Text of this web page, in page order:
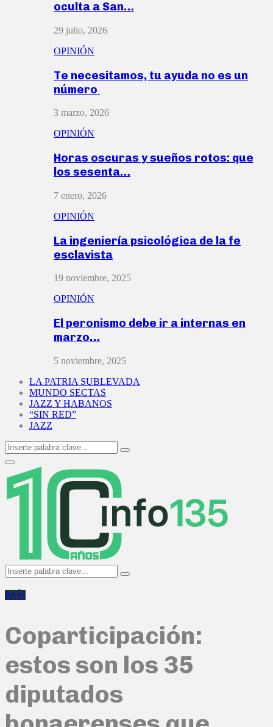
oculta a San…
29 julio, 2026
OPINIÓN
Te necesitamos, tu ayuda no es un
número
3 marzo, 2026
OPINIÓN
Horas oscuras y sueños rotos: que
los sesenta…
7 enero, 2026
OPINIÓN
La ingeniería psicológica de la fe
esclavista
19 noviembre, 2025
OPINIÓN
El peronismo debe ir a internas en
marzo…
5 noviembre, 2025
LA PATRIA SUBLEVADA
MUNDO SECTAS
JAZZ Y HABANOS
“SIN RED”
JAZZ
Search
for:
Search
Primary
Menu
Search
for:
Search
PAÍS
Coparticipación:
estos son los 35
diputados